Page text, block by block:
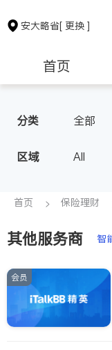
安大略省[ 更换 ]
首页
保险理财
银行贷款
建筑装修
分类 全部
医疗保险
区域 All
North
首页 保险理财
其他服务商 智
会员